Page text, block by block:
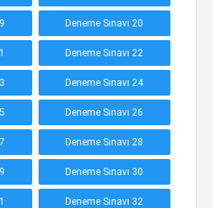
Deneme Sınavı 20
Deneme Sınavı 22
Deneme Sınavı 24
Deneme Sınavı 26
Deneme Sınavı 28
Deneme Sınavı 30
Deneme Sınavı 32